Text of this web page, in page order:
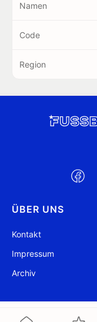
Namen
Code
Region
ÜBER UNS
Kontakt
Impressum
Archiv
@